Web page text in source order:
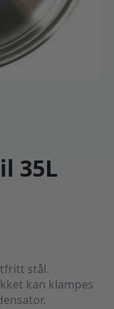
35L
stål.
kan klampes